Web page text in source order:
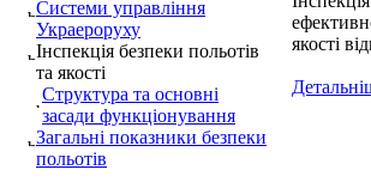
Системи управління
Украероруху
Інспекція безпеки польотів
та якості
Структура та основні
засади функціонування
Загальні показники безпеки
польотів
якості